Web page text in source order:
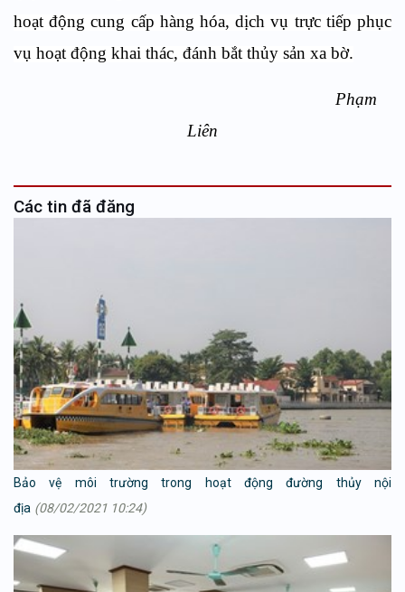
hoạt động cung cấp hàng hóa, dịch vụ trực tiếp phục
vụ hoạt động khai thác, đánh bắt thủy sản xa bờ.
Phạm
Liên
Các tin đã đăng
Bảo vệ môi trường trong hoạt động đường thủy nội
địa (08/02/2021 10:24)